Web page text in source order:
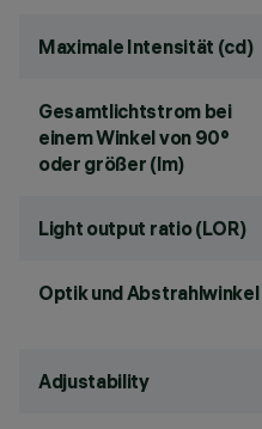
Maximale Intensität (cd)
Gesamtlichtstrom bei
einem Winkel von 90°
oder größer (lm)
Light output ratio (LOR)
Optik und Abstrahlwinkel
Adjustability